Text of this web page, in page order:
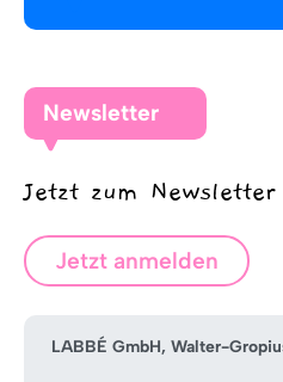
Newsletter
Jetzt zum Newsletter
Jetzt anmelden
LABBÉ GmbH, Walter-